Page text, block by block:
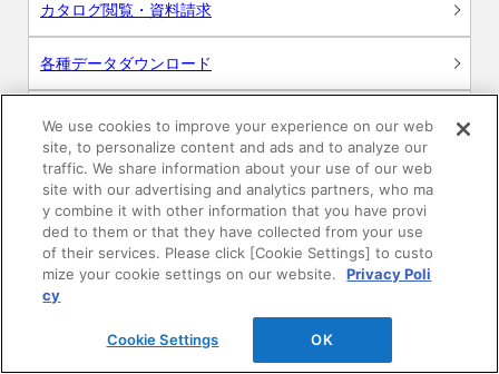
カタログ閲覧・資料請求
各種データダウンロード
WEB見積・各種シミュレーション
交換用部品の購入
修理・点検
お問い合わせ
We use cookies to improve your experience on our web
site, to personalize content and ads and to analyze our
traffic. We share information about your use of our web
site with our advertising and analytics partners, who ma
y combine it with other information that you have provi
ded to them or that they have collected from your use
of their services. Please click [Cookie Settings] to custo
mize your cookie settings on our website.
Privacy Poli
cy
Cookie Settings OK